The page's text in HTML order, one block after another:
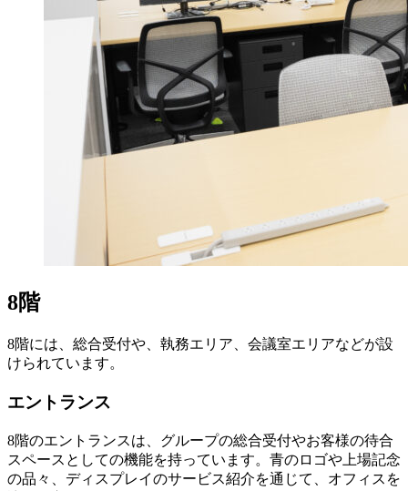
8階
8階には、総合受付や、執務エリア、会議室エリアなどが設
けられています。
エントランス
8階のエントランスは、グループの総合受付やお客様の待合
スペースとしての機能を持っています。青のロゴや上場記念
の品々、ディスプレイのサービス紹介を通じて、オフィスを